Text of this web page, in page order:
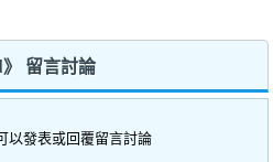
留言討論
以發表或回覆留言討論